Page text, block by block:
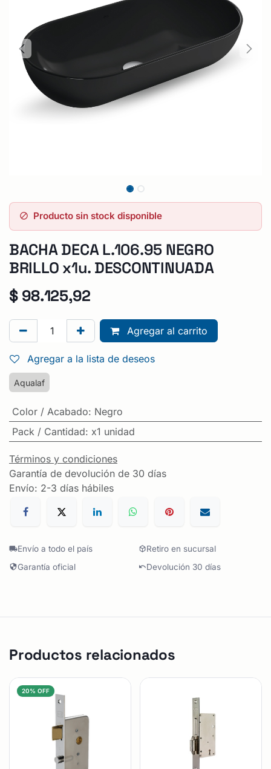
Producto sin stock disponible
BACHA DECA L.106.95 NEGRO
BRILLO x1u. DESCONTINUADA
$ 98.125,92
Agregar al carrito
Agregar a la lista de deseos
Aqualaf
Color / Acabado: Negro
Pack / Cantidad: x1 unidad
Términos y condiciones
Garantía de devolución de 30 días
Envío: 2-3 días hábiles
Envío a todo el país
Retiro en sucursal
Garantía oficial
Devolución 30 días
Productos relacionados
20% OFF